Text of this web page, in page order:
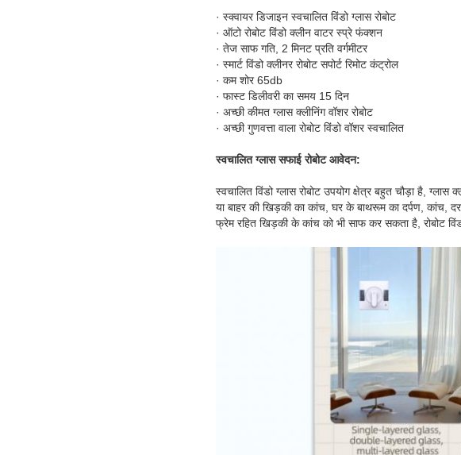
· स्क्वायर डिजाइन स्वचालित विंडो ग्लास रोबोट
· ऑटो रोबोट विंडो क्लीन वाटर स्प्रे फंक्शन
· तेज साफ गति, 2 मिनट प्रति वर्गमीटर
· स्मार्ट विंडो क्लीनर रोबोट सपोर्ट रिमोट कंट्रोल
· कम शोर 65db
· फास्ट डिलीवरी का समय 15 दिन
· अच्छी कीमत ग्लास क्लीनिंग वॉशर रोबोट
· अच्छी गुणवत्ता वाला रोबोट विंडो वॉशर स्वचालित
स्वचालित ग्लास सफाई रोबोट आवेदन:
स्वचालित विंडो ग्लास रोबोट उपयोग क्षेत्र बहुत चौड़ा है,
या बाहर की खिड़की का कांच, घर के बाथरूम का दर्पण, कांच,
फ्रेम रहित खिड़की के कांच को भी साफ कर सकता है, रोबोट